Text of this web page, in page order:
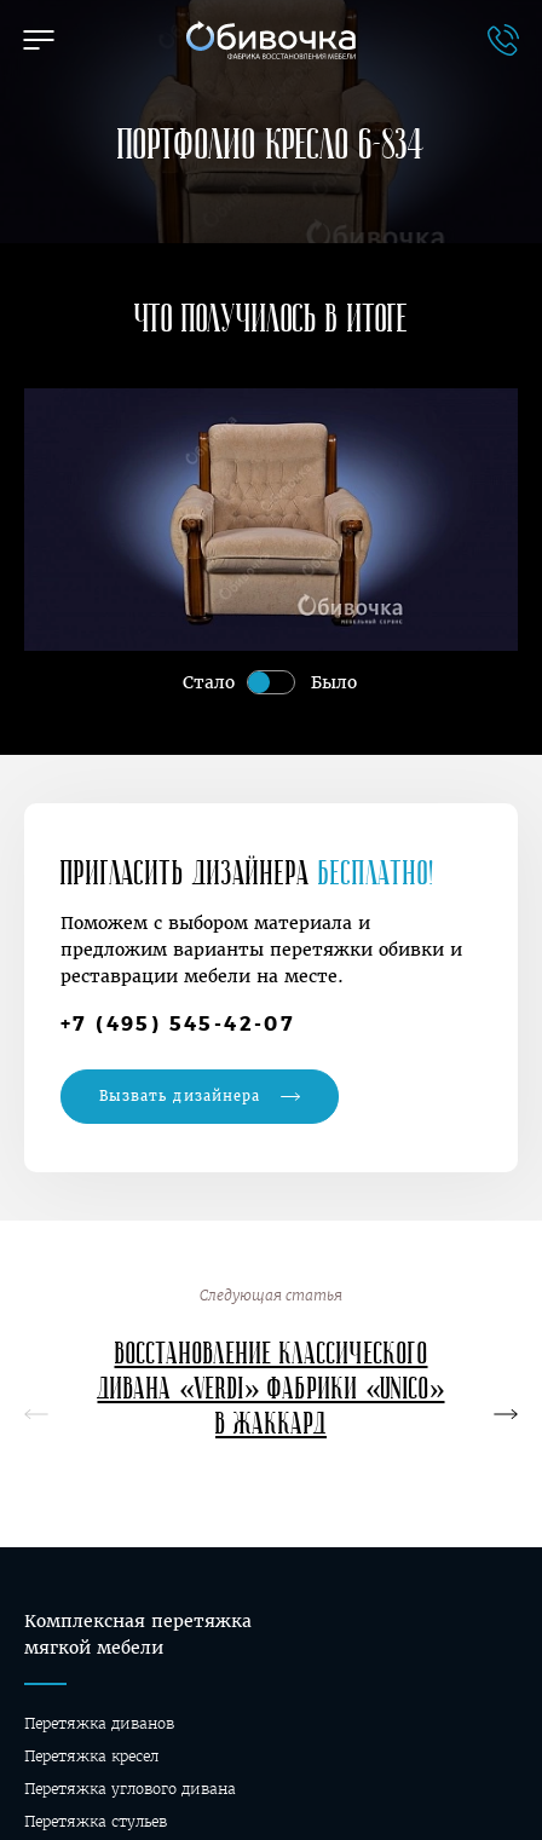
Портфолио Кресло 6-834
Что получилось в итоге
Было
Стало
Пригласить дизайнера Бесплатно!
Поможем с выбором материала и
предложим варианты перетяжки обивки и
реставрации мебели на месте.
+7 (495) 545-42-07
Вызвать дизайнера
Следующая статья
Восстановление классического
дивана «Verdi» фабрики «Unico»
в жаккард
Комплексная перетяжка
мягкой мебели
Перетяжка диванов
Перетяжка кресел
Перетяжка углового дивана
Перетяжка стульев